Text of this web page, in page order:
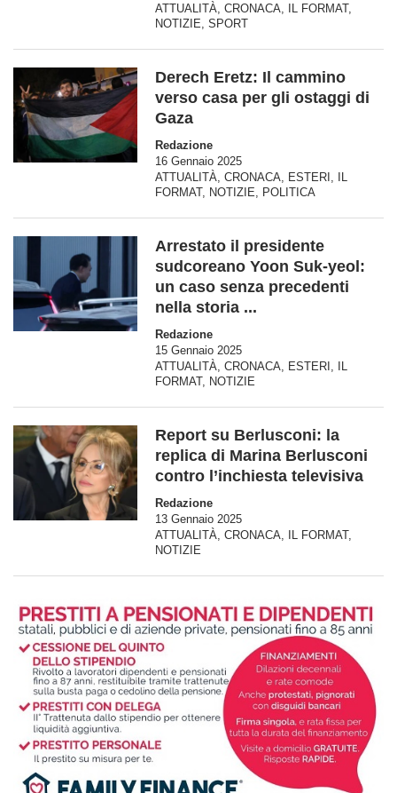
ATTUALITÀ CRONACA IL FORMAT,
NOTIZIE SPORT
Derech Eretz: Il cammino
verso casa per gli ostaggi di
Gaza
Redazione
16 Gennaio 2025
ATTUALITÀ CRONACA ESTERI
FORMAT, NOTIZIE POLITICA
Arrestato il presidente
sudcoreano Yoon Suk-yeol:
un caso senza precedenti
nella storia ...
Redazione
15 Gennaio 2025
ATTUALITÀ CRONACA ESTERI
FORMAT, NOTIZIE
Report su Berlusconi: la
replica di Marina Berlusconi
contro l’inchiesta televisiva
Redazione
13 Gennaio 2025
ATTUALITÀ CRONACA IL FORMAT,
NOTIZIE